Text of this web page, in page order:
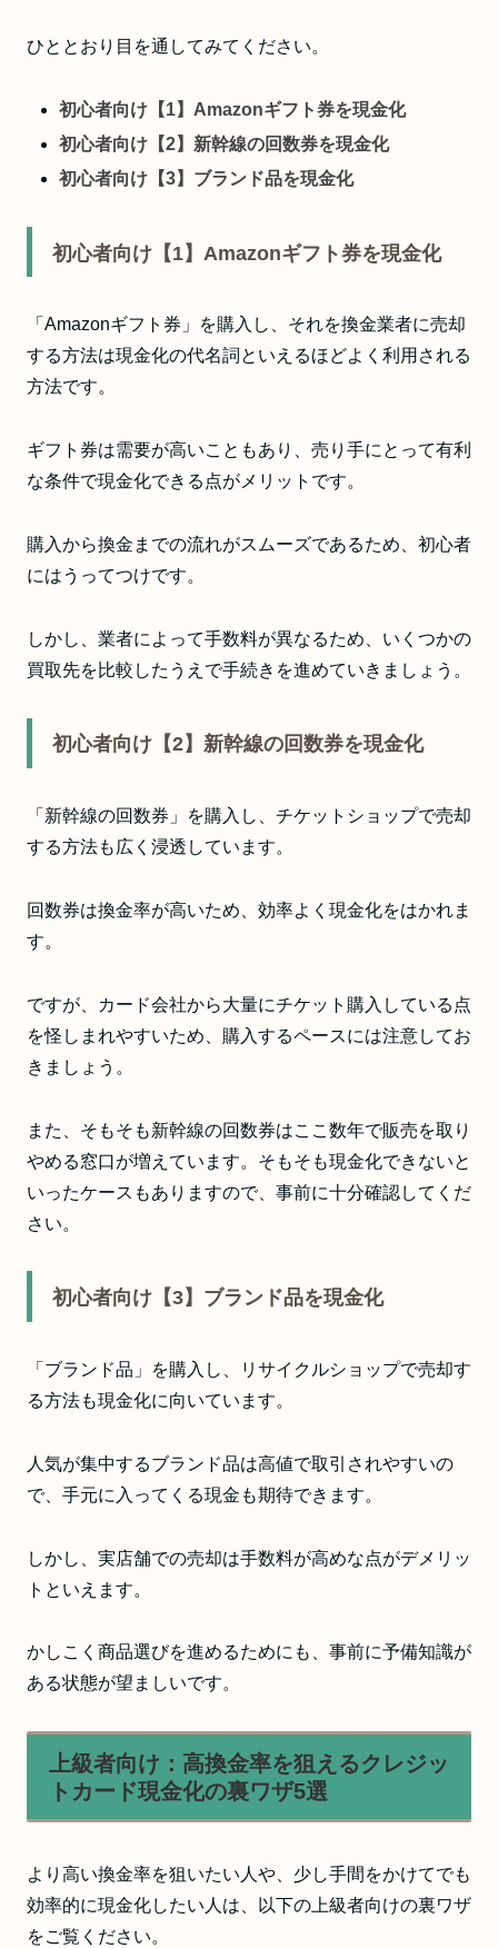
ひととおり目を通してみてください。
初心者向け【1】Amazonギフト券を現金化
初心者向け【2】新幹線の回数券を現金化
初心者向け【3】ブランド品を現金化
初心者向け【1】Amazonギフト券を現金化
「Amazonギフト券」を購入し、それを換金業者に売却
する方法は現金化の代名詞といえるほどよく利用される
方法です。
ギフト券は需要が高いこともあり、売り手にとって有利
な条件で現金化できる点がメリットです。
購入から換金までの流れがスムーズであるため、初心者
にはうってつけです。
しかし、業者によって手数料が異なるため、いくつかの
買取先を比較したうえで手続きを進めていきましょう。
初心者向け【2】新幹線の回数券を現金化
「新幹線の回数券」を購入し、チケットショップで売却
する方法も広く浸透しています。
回数券は換金率が高いため、効率よく現金化をはかれま
す。
ですが、カード会社から大量にチケット購入している点
を怪しまれやすいため、購入するペースには注意してお
きましょう。
また、そもそも新幹線の回数券はここ数年で販売を取り
やめる窓口が増えています。そもそも現金化できないと
いったケースもありますので、事前に十分確認してくだ
さい。
初心者向け【3】ブランド品を現金化
「ブランド品」を購入し、リサイクルショップで売却す
る方法も現金化に向いています。
人気が集中するブランド品は高値で取引されやすいの
で、手元に入ってくる現金も期待できます。
しかし、実店舗での売却は手数料が高めな点がデメリッ
トといえます。
かしこく商品選びを進めるためにも、事前に予備知識が
ある状態が望ましいです。
上級者向け：高換金率を狙えるクレジッ
トカード現金化の裏ワザ5選
より高い換金率を狙いたい人や、少し手間をかけてでも
効率的に現金化したい人は、以下の上級者向けの裏ワザ
をご覧ください。